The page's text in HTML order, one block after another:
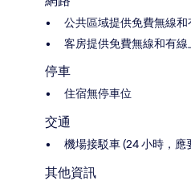
公共區域提供免費無線和
客房提供免費無線和有線
停車
住宿無停車位
交通
機場接駁車 (24 小時，應
其他資訊